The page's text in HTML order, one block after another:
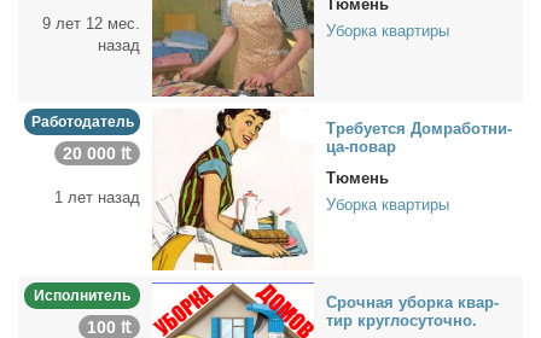
9 лет 12 мес.
назад
Тюмень
Уборка квартиры
Работодатель
20 000 ₶
1 лет назад
Тре­бу­ет­ся Дом­ра­бот­ни­
ца-по­вар
Тюмень
Уборка квартиры
Исполнитель
100 ₶
Сроч­ная убор­ка квар­
тир круг­ло­су­точ­но.